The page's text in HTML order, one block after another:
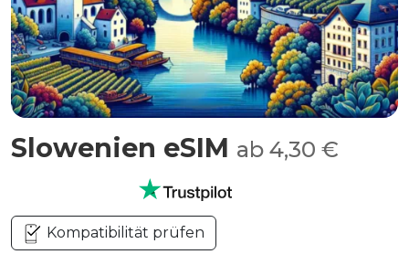
Slowenien eSIM ab 4,30 €
Kompatibilität prüfen